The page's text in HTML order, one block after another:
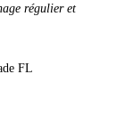
régulier et